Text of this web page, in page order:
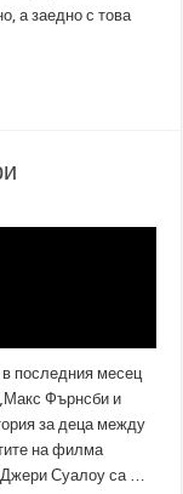
а заедно с това
в последния месец
Фърнсби и
за деца между
на филма
Джери Суалоу са …